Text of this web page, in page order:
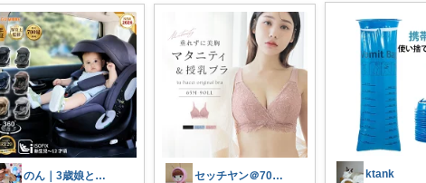
のん｜3歳娘とベビー準備中 セッチヤン＠70代からの美容 ktank